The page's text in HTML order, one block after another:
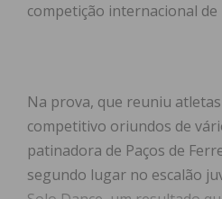
competição internacional
Na prova, que reuniu
competitivo oriundos de
patinadora de Paços de
segundo lugar no escalão